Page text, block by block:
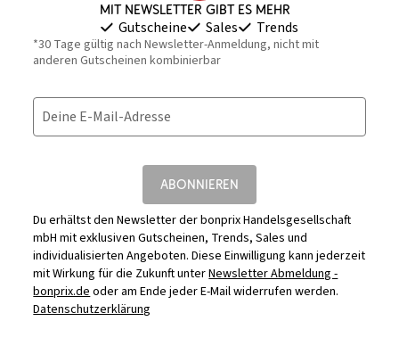
Mit Newsletter gibt es mehr
Gutscheine Sales Trends
*30 Tage gültig nach Newsletter-Anmeldung, nicht mit
anderen Gutscheinen kombinierbar
Deine E-Mail-Adresse
ABONNIEREN
Du erhältst den Newsletter der bonprix Handelsgesellschaft
mbH mit exklusiven Gutscheinen, Trends, Sales und
individualisierten Angeboten. Diese Einwilligung kann jederzeit
mit Wirkung für die Zukunft unterNewsletter Abmeldung -
bonprix.deoder am Ende jeder E-Mail widerrufen werden.
Datenschutzerklärung